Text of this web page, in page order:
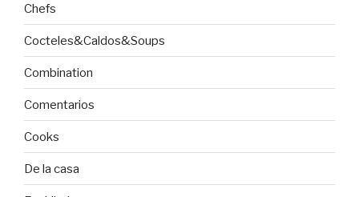
Chefs
Cocteles&Caldos&Soups
Combination
Comentarios
Cooks
De la casa